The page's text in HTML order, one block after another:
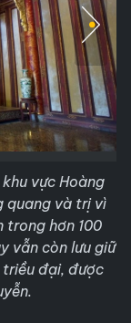
vực Hoàng
quang và trị vì
trong hơn 100
vẫn còn lưu giữ
triều đại, được